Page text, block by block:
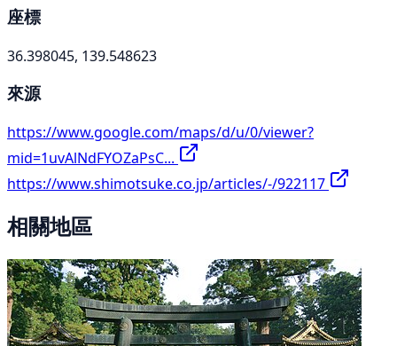
座標
36.398045, 139.548623
來源
https://www.google.com/maps/d/u/0/viewer?
mid=1uvAlNdFYOZaPsC...
https://www.shimotsuke.co.jp/articles/-/922117
相關地區